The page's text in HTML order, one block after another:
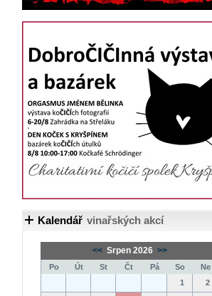
Kalendář vinařských akcí
<< Srpen 2026 >>
Po Út St Čt Pá So
Ne
1
2